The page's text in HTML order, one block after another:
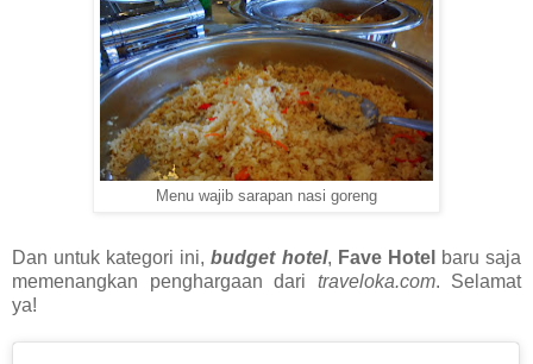
Menu wajib sarapan nasi goreng
Dan untuk kategori ini,budget hotel, Fave Hotel
baru saja
memenangkan penghargaan dari traveloka.com. Selamat
ya!